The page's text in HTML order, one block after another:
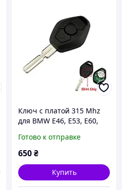
Ключ с платой 315 Mhz
для BMW Е46, Е53, Е60,
1,2,3,4,5,6,7,8,I3,I8,m1,m2,
m3,m4,m5, m6,x1,x2
Готово к отправке
650₴
Купить